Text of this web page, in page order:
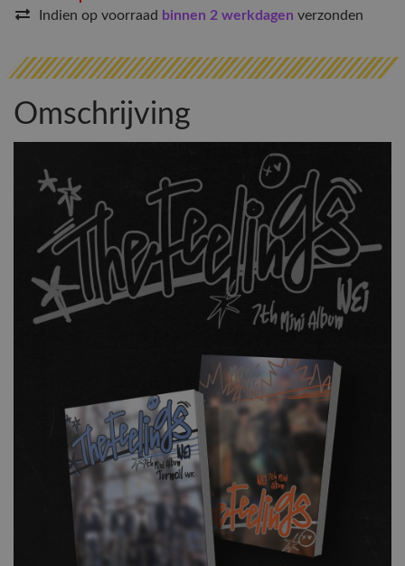
Indien op voorraad binnen 2 werkdagen verzonden
Omschrijving